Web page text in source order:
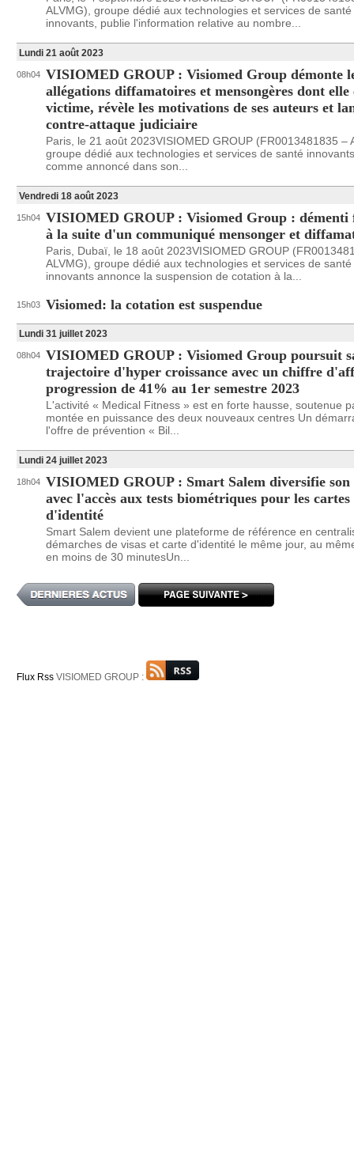
ALVMG), groupe dédié aux technologies et services de santé
innovants, publie l'information relative au nombre...
Lundi 21 août 2023
08h04 VISIOMED GROUP : Visiomed Group démonte
allégations diffamatoires et mensongères dont elle
victime, révèle les motivations de ses auteurs et
contre-attaque judiciaire
Paris, le 21 août 2023VISIOMED GROUP (FR0013481835 –
groupe dédié aux technologies et services de santé
comme annoncé dans son...
Vendredi 18 août 2023
15h04 VISIOMED GROUP : Visiomed Group : démenti
à la suite d'un communiqué mensonger et
Paris, Dubaï, le 18 août 2023VISIOMED GROUP
ALVMG), groupe dédié aux technologies et services de santé
innovants annonce la suspension de cotation à la...
15h03 Visiomed: la cotation est suspendue
Lundi 31 juillet 2023
08h04 VISIOMED GROUP : Visiomed Group poursuit
trajectoire d'hyper croissance avec un chiffre
progression de 41% au 1er semestre 2023
L'activité « Medical Fitness » est en forte hausse, soutenue
montée en puissance des deux nouveaux centres Un
l'offre de prévention « Bil...
Lundi 24 juillet 2023
18h04 VISIOMED GROUP : Smart Salem diversifie
avec l'accès aux tests biométriques pour les cartes
d'identité
Smart Salem devient une plateforme de référence en
démarches de visas et carte d'identité le même jour, au
en moins de 30 minutesUn...
Flux Rss VISIOMED GROUP :